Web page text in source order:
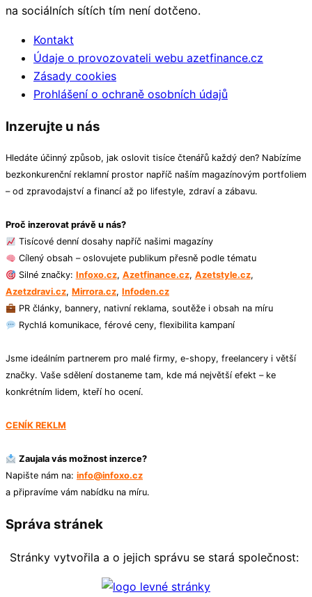
na sociálních sítích tím není dotčeno.
Kontakt
Údaje o provozovateli webu azetfinance.cz
Zásady cookies
Prohlášení o ochraně osobních údajů
Inzerujte u nás
Hledáte účinný způsob, jak oslovit tisíce čtenářů každý den? Nabízíme
bezkonkurenční reklamní prostor napříč naším magazínovým portfoliem
– od zpravodajství a financí až po lifestyle, zdraví a zábavu.
Proč inzerovat právě u nás?
Tisícové denní dosahy napříč našimi magazíny
Cílený obsah – oslovujete publikum přesně podle tématu
Silné značky: Infoxo.cz, Azetfinance.cz, Azetstyle.cz,
Azetzdravi.cz, Mirrora.cz, Infoden.cz
PR články, bannery, nativní reklama, soutěže i obsah na míru
Rychlá komunikace, férové ceny, flexibilita kampaní
Jsme ideálním partnerem pro malé firmy, e-shopy, freelancery i větší
značky. Vaše sdělení dostaneme tam, kde má největší efekt – ke
konkrétním lidem, kteří ho ocení.
CENÍK REKLM
Zaujala vás možnost inzerce?
Napište nám na: info@infoxo.cz
a připravíme vám nabídku na míru.
Správa stránek
Stránky vytvořila a o jejich správu se stará společnost: